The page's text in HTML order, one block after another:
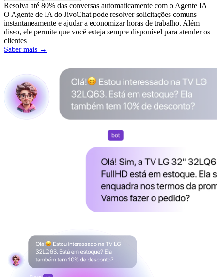
Resolva até 80% das conversas automaticamente com o Agente IA
O Agente de IA do JivoChat pode resolver solicitações comuns
instantaneamente e ajudar a economizar horas de trabalho. Além
disso, ele permite que você esteja sempre disponível para atender os
clientes
Saber mais →